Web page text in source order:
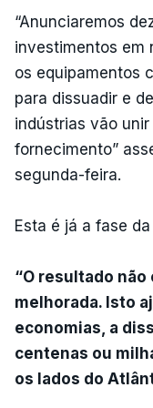
“Anunciaremos
investimentos em
os equipamentos
para dissuadir e
indústrias vão
fornecimento”
segunda-feira.
Esta é já a fase
“O resultado não
melhorada. Isto
economias, a
centenas ou
os lados do